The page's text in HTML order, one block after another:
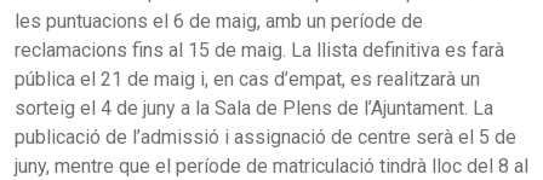
les puntuacions el 6 de maig, amb un període de
reclamacions fins al 15 de maig. La llista definitiva es farà
pública el 21 de maig i, en cas d’empat, es realitzarà un
sorteig el 4 de juny a la Sala de Plens de l’Ajuntament. La
publicació de l’admissió i assignació de centre serà el 5 de
juny, mentre que el període de matriculació tindrà lloc del 8 al